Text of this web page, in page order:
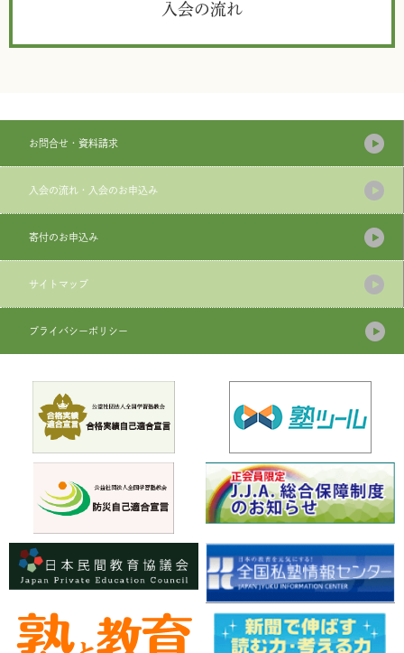
入会の流れ
お問合せ・資料請求
入会の流れ・入会のお申込み
寄付のお申込み
サイトマップ
プライバシーポリシー